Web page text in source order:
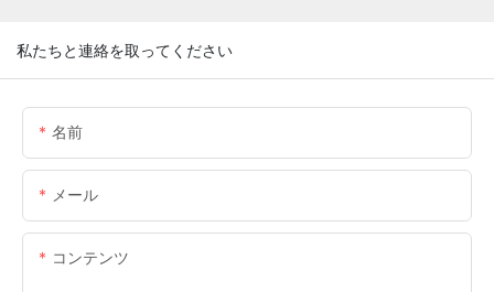
私たちと連絡を取ってください
名前
メール
コンテンツ